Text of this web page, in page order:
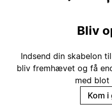
Bliv
Indsend din skabelon
bliv fremhævet og få
med blot
Kom i